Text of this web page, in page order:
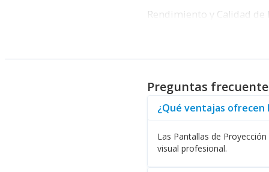
Rendimiento y Calidad
La tecnología empleada en su
diseñados también por Klip
Al explorar las diversas
de trabajo sin
En resumen, si desea
como distribuidor,
Preguntas
¿Qué ventajas ofrecen
Las Pantallas de
visual profesional.